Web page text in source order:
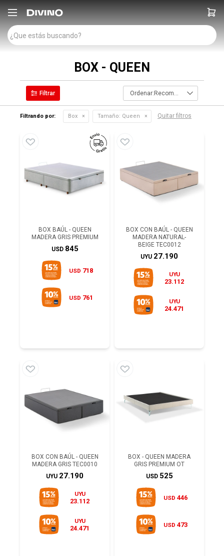

BOX - QUEEN
Recomendados
Filtrando por: Box Tamaño: Queen Quitar filtros
BOX BAÚL - QUEEN
MADERA GRIS PREMIUM
USD 845
USD 718
USD 761
BOX CON BAÚL - QUEEN
MADERA NATURAL-
BEIGE TEC0012
UYU 27.190
UYU
23.112
UYU
24.471
BOX CON BAÚL - QUEEN
MADERA GRIS TEC0010
UYU 27.190
UYU
23.112
UYU
24.471
BOX - QUEEN MADERA
GRIS PREMIUM OT
USD 525
USD 446
USD 473